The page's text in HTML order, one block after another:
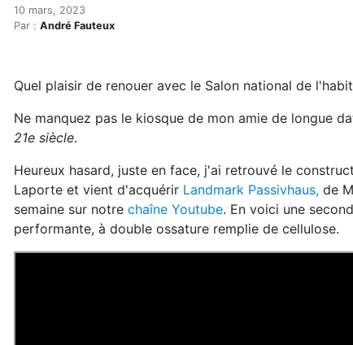
Accueil
Articles
Mes trouvailles au Salon
10 mars, 2023
Par : André Fauteux
Quel plaisir de renouer avec le Salon national de
Ne manquez pas le kiosque de mon amie de longue
21e siècle.
Heureux hasard, juste en face, j'ai retrouvé le
Laporte et vient d'acquérir Landmark Passivhaus, de
semaine sur notre chaîne Youtube. En voici une
performante, à double ossature remplie de cellulose.